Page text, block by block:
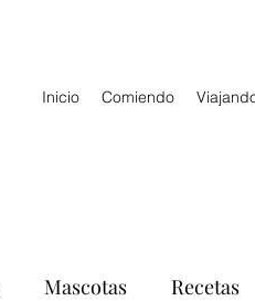
Inicio Comiendo
Mascotas Recetas